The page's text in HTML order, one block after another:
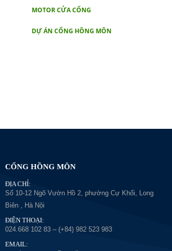
MOTOR CỬA CỔNG
DỰ ÁN CỔNG HỒNG MÔN
CỔNG HỒNG MÔN
ĐỊA CHỈ:
Số 10-12 Ngõ Vườn Hồ 2, phường Cự Khối, Long
Biên , Hà Nội
ĐIỆN THOẠI:
024.668 102 83 – (+84) 982 523 983
EMAIL: